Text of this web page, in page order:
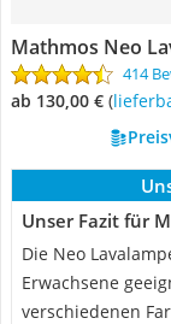
Mathmos Neo
414
ab 130,00 € (
Unser Fazit für
Die Neo
Erwachsene
verschiedenen